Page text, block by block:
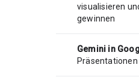
visualisieren
gewinnen
Gemini in